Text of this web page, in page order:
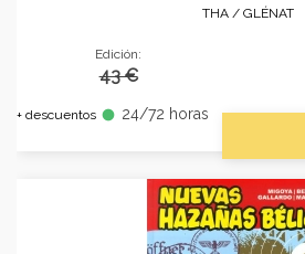
THA / GLÉNAT
Edición:
43 €
+ descuentos fiber_manual_record 24/72 horas